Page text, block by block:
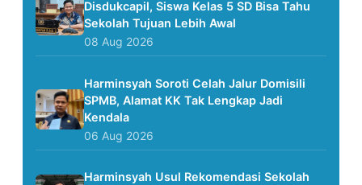
Disdukcapil, Siswa Kelas 5 SD Bisa Tahu
Sekolah Tujuan Lebih Awal
08 Aug 2026
Harminsyah Soroti Celah Jalur Domisili
SPMB, Alamat KK Tak Lengkap Jadi
Kendala
06 Aug 2026
Harminsyah Usul Rekomendasi Sekolah